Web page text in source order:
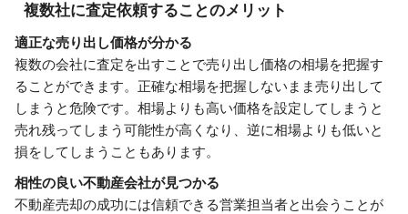
複数社に査定依頼することのメリット
適正な売り出し価格が分かる
複数の会社に査定を出すことで売り出し価格の相場を把握す
ることができます。正確な相場を把握しないまま売り出して
しまうと危険です。相場よりも高い価格を設定してしまうと
売れ残ってしまう可能性が高くなり、逆に相場よりも低いと
損をしてしまうこともあります。
相性の良い不動産会社が見つかる
不動産売却の成功には信頼できる営業担当者と出会うことが